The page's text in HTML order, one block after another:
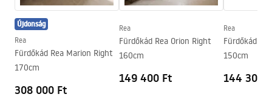
Lefolyó és szifon tartozék
Igen
Garancia
Összeszerelési útmutató
Orion_160_170.pdf
Újdonság
Rea
Fürdőkád Rea Marion Right
170cm
308 000 Ft
Rea
Fürdőkád Rea Orion Right
160cm
149 400 Ft
Rea
Fürdőkád
150cm
144 300